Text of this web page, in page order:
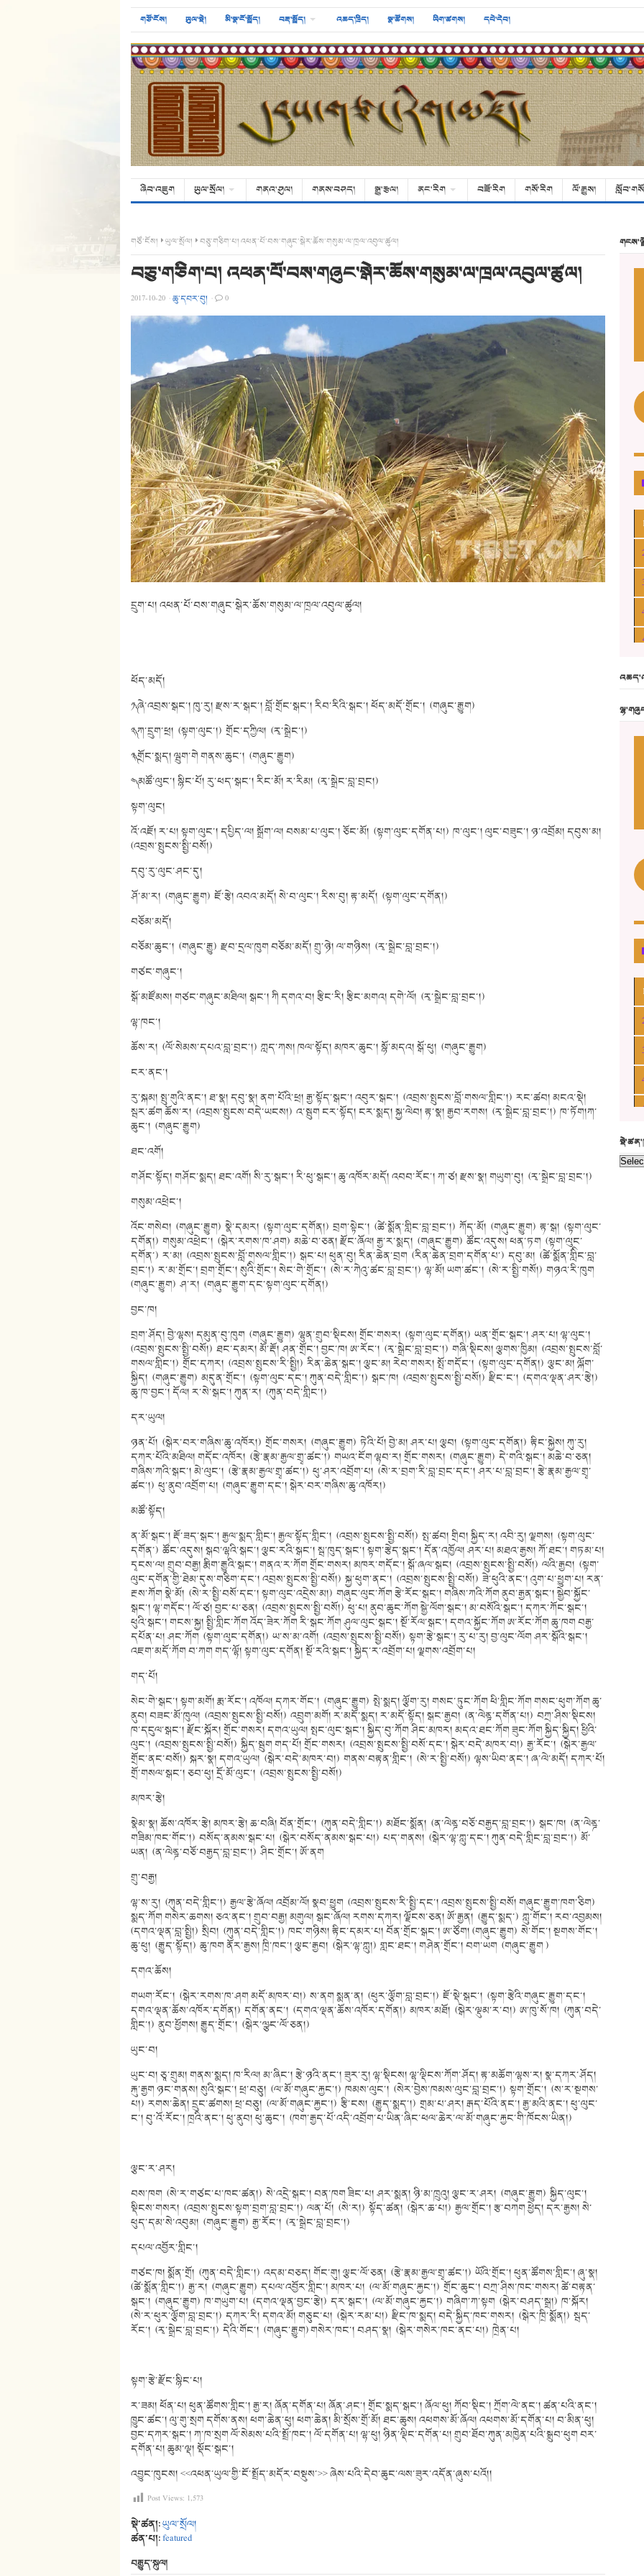
གཙོ་ངོས། ཡུལ་སྡེ། མི་སྣ་ངོ་སྤྲོད། བརྡ་སྤྲོད། འཆད་ཁྲིད། སྣ་ཚོགས། ཡིག་ཚགས། དཔེ་དེབ།
ཞིབ་འཇུག ཡུལ་སྲོལ། གནའ་ཤུལ། གནས་བཤད། སྒྱུ་རྩལ། ནང་རིག བཟོ་རིག གསོ་རིག ལོ་རྒྱུས།
གཙོ་ངོས། ཡུལ་སྲོལ། བཅུ་གཅིག་པ། འཕན་པོ་བས་གཞུང་སྒེར་ཆོས་གསུམ་ལ་ཁྲལ་འབུལ་ཚུལ།
བཅུ་གཅིག་པ། འཕན་པོ་བས་གཞུང་སྒེར་ཆོས་གསུམ་ལ་ཁྲལ་འབུལ་ཚུལ།
2017-10-20 ·ཆུ་དབར་བུ། · 0
དྲུག་པ། འཕན་པོ་བས་གཞུང་སྒེར་ཆོས་གསུམ་ལ་ཁྲལ་འབུལ་ཚུལ།
ཕོད་མདོ།
༡༽ ཞེ་འབྲས་སྒང་། ཁུ་རུ། རྫས་ར་སྒང་། བློ་གྲོང་སྒང་། རིབ་རིའི་སྒང་། ཕོད་མདོ་གྲོང་། (གཞུང་རྒྱུག)
༢༽ ཀ་དྲུག་ཕྲ། (སྟག་ལུང་།) གྲོང་དཀྱིལ། (རྭ་སྒྲེང་།)
༣༽ གྲོང་སྨད། ལྦུག་གེ གནས་ཆུང་། (གཞུང་རྒྱུག)
༤༽ མཚོ་ལུང་། སྙིང་པོ། རུ་ཕད་སྒང་། རིང་མོ། ར་རིམ། (རྭ་སྒྲེང་བླ་བྲང།)
སྟག་ལུང།
འོ་འཇོ། ར་པ། སྟག་ལུང་། དཔྱིད་ལ། སྒྲོག་ལ། བསམ་པ་ལུང་། ཅོང་མོ། (སྟག་ལུང་དགོན་པ།) ཁ་ལུང་། ལུང་བཟུང་། ཉ་འབྲོམ། དབུས་མ།
(འབྲས་སྤུངས་སྤྱི་བསོ།)
དབུ་རུ་ལུང་ཤང་དུ།
ཤོ་མ་ར། (གཞུང་རྒྱུག) ཇོ་རྩེ། འབའ་མདོ། སེ་བ་ལུང་། རིས་བུ། རྟ་མདོ། (སྟག་ལུང་དགོན།)
བཅོམ་མདོ།
བཅོམ་ཆུང་། (གཞུང་རྒྱུ) རྫབ་དྲལ་ཁུག བཅོམ་མདོ། གྲུ་ཉེ། ལ་གཉིས། (རྭ་སྒྲེང་བླ་བྲང་།)
གཙང་གཞུང་།
སྒོ་མཛོམས། གཙང་གཞུང་མཐིལ། སྒང་། ཀི དགའ་བ། རྩིང་རི། རྩིང་མགའ། དགེ་ལོ། (རྭ་སྒྲེང་བླ་བྲང་།)
ལྷ་ཁང་།
ཆོས་ར། (ལོ་སེམས་དཔའ་བླ་བྲང་།) ཀླད་ཀས། ཁལ་སྟོད། མཁར་ཆུང་། སྙོ་མདའ། སྒོ་ཕུ། (གཞུང་རྒྱུག)
ངར་ནང་།
རུ་སྐམ། སྤུ་གུའི་ནང་། ཐ་སྣ། དབུ་སྣ། ནག་པོའི་ཕྲ། རྒྱ་སྟོད་སྒང་། འབུར་སྒང་། (འབྲས་སྤུངས་བློ་གསལ་གླིང་།) རང་ཚབ། མངའ་སྡེ།
སྦར་ཚག ཆོས་ར། (འབྲས་སྤུངས་བདེ་ཡངས།) འ་སྦུག ངར་སྟོད། ངར་སྨད། སྐྱ་ལེབ། རྟ་སྣ། རྒྱབ་རགས། (རྭ་སྒྲེང་བླ་བྲང་།) ཁ་ཏོག།ཀ་
ཆུང་། (གཞུང་རྒྱུག)
ཐང་འགོ།
གཤོང་སྟོད། གཤོང་སྨད། ཐང་འགོ། སི་རུ་སྒང་། རི་ཕུ་སྒང་། ཆུ་འཁོར་མདོ། འབབ་རོང་། ཀ་ཙ། རྫས་སྣ། གཡུག་བུ། (རྭ་སྒྲེང་བླ་བྲང་།)
གསུམ་འཕྲེང་།
འོང་གསེབ། (གཞུང་རྒྱུག) སྣེ་དམར། (སྟག་ལུང་དགོན།) བྲག་སྟེང་། (ཚེ་སྨོན་གླིང་བླ་བྲང་།) ཀོད་མོ། (གཞུང་རྒྱུག) རྟ་སྒ། (སྟག་ལུང་
དགོན།) གསུམ་འཕྲེང་། (སྒེར་རགས་ཁ་ཤག) མཆེ་བ་ཅན། རྫོང་ཞོལ། རྒྱ་ར་སྨད། (གཞུང་རྒྱུག) ཚོང་འདུས། ཕན་ཏག (སྟག་ལུང་
དགོན་) ར་མ། (འབྲས་སྤུངས་བློ་གསལ་གླིང་།) སྒང་པ། ཕུན་བུ། རིན་ཆེན་བྲག (རིན་ཆེན་བྲག་དགོན་པ་) དབུ་མ། (ཚེ་སྨོན་གླིིང་བླ་
བྲང་།) ར་མ་གྲོང་། བྲག་གྲོང་། སུའིི་གྲོང་། སེང་གེ་གྲོང་། (སེ་ར་ཀེའུ་ཚང་བླ་བྲང་།) ལྷ་མོ། ཡག་ཚང་། (སེ་ར་སྤྱི་གསོ།) གཉའ་རི་ཁུག
(གཞུང་རྒྱུག) ཤ་ར། (གཞུང་རྒྱུག་དང་སྟག་ལུང་དགོན།)
བྱང་ཁ།
བྲག་ཤོད། བྱེ་ལྷས། དམུན་བུ་ཁུག (གཞུང་རྒྱུག) ལྷུན་གྲུབ་སྡིངས། གྲོང་གསར། (སྟག་ལུང་དགོན།) ཡན་གྲོང་སྒང་། ཤར་པ། ལྷ་ལུང་།
(འབྲས་སྤུངས་སྤྱི་བསོ།) ཐང་དམར། མོ་རྡོ། ཤན་གྲོང་། བྱང་ཁ། ཨ་རོང་། (རྭ་སྒྲེང་བླ་བྲང་།) གཞི་སྡིངས། ལྕགས་ཁྱིམ། (འབྲས་སྤུངས་བློ་
གསལ་གླིང་།) གྲོང་དཀར། (འབྲས་སྤུངས་རི་སྤྱི།) རིན་ཆེན་སྒང་། ལྕང་མ། རེབ་གསར། སྤོ་གདོང་། (སྟག་ལུང་དགོན།) ལྕང་མ། ལྐོག་
སྐྱིད། (གཞུང་རྒྱུག) མདུན་གྲོང་། (སྟག་ལུང་དང་། ཀུན་བདེ་གླིང་།) སྒང་ཁ། (འབྲས་སྤུངས་སྤྱི་བསོ།) རྫིང་ང་། (དགའ་ལྡན་ཤར་རྩེ།)
ཆུ་ཁ་བྱང་། དོལ། ར་སེ་སྒང་། ཀུན་ར། (ཀུན་བདེ་གླིང་།)
དར་ཡུལ།
ཉན་པོ། (སྒེར་བར་གཞིས་ཆུ་འཁོར།) གྲོང་གསར། (གཞུང་རྒྱུག) ཏེའི་པོ། བྱེ་མ། ཤར་པ། ལྕབ། (སྟག་ལུང་དགོན།) རྟིང་སྐྱེས། ཀུ་རུ།
དཀར་པོའི་མཐིལ། གདོང་འཁོར། (རྩེ་རྣམ་རྒྱལ་གྲྭ་ཚང་།) གཡའ་ངོག ལྷབ་ར། གྲོང་གསར། (གཞུང་རྒྱུག) དེ་གའི་སྒང་། མཆེ་བ་ཅན།
གཞིས་ཀའི་སྒང་། མེ་ལུང་། (རྩེ་རྣམ་རྒྱལ་གྲྭ་ཚང་།) ཕུ་ཤར་འབྲོག་པ། (སེ་ར་བྲག་རི་བླ་བྲང་དང་། ཤར་པ་བླ་བྲང་། རྩེ་རྣམ་རྒྱལ་གྲྭ་
ཚང་།) ཕུ་ནུབ་འབྲོག་པ། (གཞུང་རྒྱུག་དང་། སྒེར་བར་གཞིས་ཆུ་འཁོར།)
མཚོ་སྟོད།
ན་མོ་སྒང་། རྡོ་ཟད་སྒང་། རྒྱལ་སྨད་གླིང་། རྒྱལ་སྟོད་གླིང་། (འབྲས་སྤུངས་སྤྱི་བསོ།) སྤ་ཚབ། གྲིབ། སྐྱིད་ར། འབི་རུ། ལྗགས། (སྟག་ལུང་
དགོན་) ཚོང་འདུས། སྒབ་ལྷའི་སྒང་། ལྕང་རའི་སྒང་། སྦ་ཁུད་སྒང་། སྟག་རྩེད་སྒང་། དོན་འཁྱོལ། ཤར་པ། མཐའ་རྒྱས། ཀོ་ཐང་། གཏམ་པ།
དྭངས་ལ། གྲུབ་བརྒྱ། རྨིག་རྒྱུའི་སྒང་། གནའ་ར་ཀོག གྲོང་གསར། མཁར་གདོང་། སྒོ་ཞལ་སྒང། (འབྲས་སྤུངས་སྤྱི་བསོ།) ལའི་རྒྱབ། (སྟག་
ལུང་དགོན་གྱི་ཐེམ་དུས་གཅིག་དང་། འབྲས་སྤུངས་སྤྱི་བསོ།) སྐྱ་ཕུག་ནང་། (འབྲས་སྤུངས་སྤྱི་བསོ།) ཟེ་ཕུའི་ནང་། འུག་པ་ཕྱུག་པ། རན་
རྔས་ཀོག སྣེ་མོ། (སེ་ར་སྤྱི་བསོ་དང་། སྟག་ལུང་འདྲེས་མ།) གཞུང་ལུང་ཀོག རྩེ་རོང་སྒང་། གཞིས་ཀའི་ཀོག ནུབ་རྒྱན་སྒང་། སྒྱེབ་སྐྱོང་
སྒང་། ལྷ་གདོང་། ལོ་ཙ། བྱང་པ་ཅན། (འབྲས་སྤུངས་སྤྱི་བསོ།) ཕུ་པ། ནུབ་ཆུང་ཀོག སྒྱེ་ལོག་སྒང་། མ་བསོའི་སྒང་། དཀར་ཀོང་སྒང་།
ཕུའི་སྒང་། གངས་སྐྱ། སྤྱི་གླིང་ཀོག འོད་ཟེར་ཀོག རི་སྒང་ཀོག ཤུལ་ལུང་སྒང་། སྔོ་རོལ་སྒང་། དགའ་སྐྱོང་ཀོག ཨ་རོང་ཀོག ཆུ་ཁག བརྒྱ་
དཔོན་པ། ཤང་ཀོག (སྟག་ལུང་དགོན།) ཡ་ས་མ་འགོ། (འབྲས་སྤུངས་སྤྱི་བསོ།) སྟག་རྩེ་སྒང་། རུ་པ་རུ། བྱ་ལུང་ལོག ཤར་སྒོའི་སྒང་།
འཇག་མདོ་ཀོག བ་ཀག གད་ལྷོ། སྟག་ལུང་དགོན། སྔོ་རའི་སྒང་། སྐྱིད་ར་འབྲོག་པ། ལྗགས་འབྲོག་པ།
གད་པོ།
སེང་གེ་སྒང་། སྟག་མགོ། རྨ་རོང་། འཁོལ། དཀར་གོང་། (གཞུང་རྒྱུག) སྤེ་སྨད། ལྕོག་རུ། གསང་ཏུང་ཀོག ཕི་གླིང་ཀོག གསང་ཕུག་ཀོག ཆུ་
ནུབ། བཟང་མོ་ཁུལ། (འབྲས་སྤུངས་སྤྱི་བསོ།) འབྲུག་མགོ། ར་མདོ་སྨད། ར་མདོ་སྟོད། སྒང་རྒྱབ། (ན་ལེནྜ་དགོན་པ།) བཀྲ་ཤིས་སྡིངས།
ཁ་དངུལ་སྒང་། རྫོང་སྐོར། གྲོང་གསར། དགའ་ཡུལ། སྤང་ལུང་སྒང་། སྐྱིད་བུ་ཀོག ཤིང་མཁར། མདའ་ཐང་ཀོག ཟུང་ཀོག སྐྱིད་སྐྱིད། ཕྱིའི་
ལུང་། (འབྲས་སྤུངས་སྤྱི་བསོ།) སྐྱིད་སྦུག གད་པོ། གྲོང་གསར། (འབྲས་སྤུངས་སྤྱི་བསོ་དང་། སྒེར་བདེ་མཁར་བ།) རྒྱ་རོང་། (སྒེར་རྒྱལ་
གྲོང་ནང་བསོ།) སྐར་སྣ། དགའ་ཡུལ། (སྒེར་བདེ་མཁར་བ།) གནས་བརྟན་གླིང་། (སེ་ར་སྤྱི་བསོ།) ལྷས་ཡིབ་ནང་། ཞ་ལེ་མདོ། དཀར་པོ།
གྲོ་གསལ་སྒང་། ཅབ་ཕུ། དྲོ་མོ་ལུང་། (འབྲས་སྤུངས་སྤྱི་བསོ།)
མཁར་རྩེ།
སྣེམ་སྣ། ཆོས་འཁོར་རྩེ། མཁར་རྩེ། ཆ་བཞི། བོན་གྲོང་། (ཀུན་བདེ་གླིང་།) མཐོང་སྨོན། (ན་ལེནྜ་བཅོ་བརྒྱད་བླ་བྲང་།) སྒང་ཁ། (ན་ལེནྜ་
གཟིམ་ཁང་གོང་།) བསོད་ནམས་སྒང་པ། (སྒེར་བསོད་ནམས་སྒང་པ།) པད་གནས། (སྒེར་ལྷ་ཀླུ་དང་། ཀུན་བདེ་གླིང་བླ་བྲང་།) མོ་
ཡན། (ན་ལེནྜ་བཅོ་བརྒྱད་བླ་བྲང་།) ཤིང་གྲོང་། ཨོ་ནག
གྲུ་བརྒྱ།
ལྷ་ས་རུ། (ཀུན་བདེ་གླིང་།) རྒྱལ་རྩེ་ཞོལ། འབྲོམ་ལོ། སྣབ་ཕྱུག (འབྲས་སྤུངས་རི་སྤྱི་དང་། འབྲས་སྤུངས་སྤྱི་བསོ། གཞུང་རྒྱུག་ཁག་ཅིག)
སྨད་ཀོག གསེར་ཆགས། ཅའ་ནང་། གྲུབ་བརྒྱ། མགུལ། སྒང་ཞོལ། རགས་དཀར། ལྗོངས་ཅན། ཨོ་རྒྱན། (རྒྱུད་སྨད་) ཀླུ་གོང་། རབ་འབྱམས།
(དགའ་ལྡན་བླ་སྤྱི།) སྲིབ། (ཀུན་བདེ་གླིང་།) ཁང་གཉིས། རྟིང་དམར་པ། བོན་གྲོང་སྒང་། ཨ་ཙོག། (གཞུང་རྒྱུག) སེ་གོང་། སྔགས་གོང་།
ཆུ་ཕུ། (རྒྱུད་སྟོད།) ཆུ་ཁག ནོར་རྒྱས། ཁྲི་ཁང་། ལྕང་རྒྱབ། (སྒེར་ལྷ་ཀླུ།) གླང་ཐང་། གཤེན་གྲོང་། བག་ཡག (གཞུང་རྒྱུག )
དགའ་ཆོས།
གཡག་རོང་། (སྒེར་རགས་ཁ་ཤག མདོ་མཁར་བ།) ས་ནག སྨན་ན། (ཕུར་ལྕོག་བླ་བྲང་།) ཇོ་སྡེ་སྒང་། (སྟག་རྩེའི་གཞུང་རྒྱུག་དང་།
དགའ་ལྡན་ཆོས་འཁོར་དགོན།) དགོན་ནང་། (དགའ་ལྡན་ཆོས་འཁོར་དགོན།) མཁར་མཐོ། (སྒེར་ལྡུམ་ར་བ།) ཨ་ཁུ་སོ་ཁ། (ཀུན་བདེ་
གླིང་།) ནུབ་ཕྱོགས། རྒྱུད་གྲོང་། (སྒེར་ལྩང་ལོ་ཅན།)
ཡུང་བ།
ཡུང་བ། ཅཱ་གྲུམ། གནས་སྨད། ཁ་རིལ། མ་ཞིང་། རྩེ་ཉའི་ནང་། ཟུར་རུ། ལྷ་སྡིངས། ལྷ་ལྡིངས་ཀོག་ཤོད། རྟ་མཆོག་ལྷས་ར། སྣ་དཀར་ཤོད།
རྐུ་རྒྱག ཉང་གནས། སུའི་སྒང་། ཕྲ་བཅུ། (ལ་མོ་གཞུང་རྐྱང་།) ཁམས་ལུང་། (སེར་བྱེས་ཁམས་ལུང་བླ་བྲང་།) སྟག་གྲོང་། (ས་ར་སྔགས་
པ།) རགས་ཆེན། དྲུང་ཚགས། ཕྲ་བཅུ། (ལ་མོ་གཞུང་རྐྱང་།) རྩི་ངས། (རྒྱུད་སྨད་།) གྲམ་པ་ཤར། རྒད་པོའི་ནང་། རྒྱ་མའི་ནང་། ཕུ་ལུང་
ང་། བུ་འོ་རོང་། ཁྲའི་ནང་། ཕུ་ནུབ། ཕུ་ཆུང་། (ཁག་རྒྱད་པོ་འདི་འབྲོག་པ་ཡིན་ཞིང་ཕལ་ཆེར་ལ་མོ་གཞུང་རྐྱང་གི་ཁོངས་ཡིན།)
ལྕང་ར་ཤར།
བས་ཁག (སེ་ར་གཙང་པ་ཁང་ཚན།) སེ་འདྲེ་སྒང་། བན་ཁག ཟིང་པ། ཤར་སྨན། ཉི་མ་ཁྲུའུ། ལྕང་ར་ཤར། (གཞུང་རྒྱུག) སྐྱིད་ལུང་།
སྡིངས་གསར། (འབྲས་སྤུངས་སྟག་བྲག་བླ་བྲང་།) ལན་པོ། (སེ་ར།) སྟོད་ཚན། (སྒེར་ཆ་པ།) རྒྱལ་གྲོང་། རྩ་བཀག ཕྱེད། དར་རྒྱས། སེ་
ཕུད་དམ་སེ་འབུམ། (གཞུང་རྒྱུག) རྒྱ་རོང་། (རྭ་སྒྲེང་བླ་བྲང་།)
དཔལ་འབྱོར་གླིང་།
གཙང་ཁ། སྨོན་གྲོ། (ཀུན་བདེ་གླིང་།) འདམ་བཅད། གོང་གུ། ལྕང་ལོ་ཅན། (རྩེ་རྣམ་རྒྱལ་གྲྭ་ཚང་།) ཡོའི་གྲོང་། ཕུན་ཚོགས་གླིང་། ཞུ་སྣ།
(ཚེ་སྨོན་གླིང་།) རྒྱ་ར། (གཞུང་རྒྱུག) དཔལ་འབྱོར་གླིང་། མཁར་པ། (ལ་མོ་གཞུང་རྐྱང་།) གྲོང་ཆུང་། བཀྲ་ཤིས་ཁང་གསར། ཚེ་བརྟན་
སྒང་། (གཞུང་རྒྱུག) ཁ་གཡུག་པ། (དགའ་ལྡན་བྱང་རྩེ།) དར་སྒང་། (ལ་མོ་གཞུང་རྐྱང་།) གཞིག་ཀ་སྟག (སྒེར་བཤད་སྒྲ།) ཁ་སྐོར།
(སེ་ར་ཕུར་ལྕོག་བླ་བྲང་།) དཀར་རི། དགའ་མོ། གཅུང་པ། (སྒེར་རམ་པ།) རྫིང་ཁ་སྨད། བདེ་སྐྱིད་ཁང་གསར། (སྒེར་ཁྲི་སྨོན།) སྦད་
རོང་། (རྭ་སྒྲེང་བླ་བྲང་།) དེའི་གོང་། (གཞུང་རྒྱུག) གསེར་ཁང་། བཤད་སྣ། (སྒེར་གསེར་ཁང་ནང་པ།) ཁྲེན་པ།
སྟག་རྩེ་རྫོང་སྙིང་པ།
ར་ཟམ། ཕོན་པ། ཕུན་ཚོགས་གླིང་། རྒྱ་ར། ཞོན་དགོན་པ། ཞོན་ཤང་། གྲོང་སྨད་སྒང་། ཞོལ་ཕུ། ཀོབ་སྡིང་། ཀྲོག་ལེ་ནང་། ཚན་པའི་ནང་།
ཁྱུང་ཚང་། ལུ་གུ་སྲག དགོས་ནས། ཕག་ཆེན་ཕུ། ཕག་ཆེན། མི་སྲོས་གྲོ་མོ། ཐང་ཆུས། འཕགས་མོ་ཞོལ། འཕགས་མོ་དགོན་པ། བ་མིན་ཕུ།
བྱང་དཀར་སྒང་། ཀ་ཁ་སྲག ལོ་སེམས་པའི་སྤྲོ་ཁང་། ལོ་དགོན་པ། ལྷ་ཕུ། ཉིན་ལྡིང་དགོན་པ། གྲུབ་ཐོབ་ཀུན་མཁྱེན་པའི་སྒྲུབ་ཕུག བར་
དགོན་པ། ཆུམ་ལྡ། སྡོང་སྒང་།
འབྱུང་ཁུངས། <<འཕན་ཡུལ་གྱི་ངོ་སྤྲོད་མདོར་བསྡུས་>> ཞེས་པའི་དེབ་ཆུང་ལས་ཟུར་འདོན་ཞུས་པའོ།།
Post Views: 1,573
སྡེ་ཚན།:ཡུལ་སྲོལ།
ཚན་པ།:featured
བརྒྱུད་སྐུལ།